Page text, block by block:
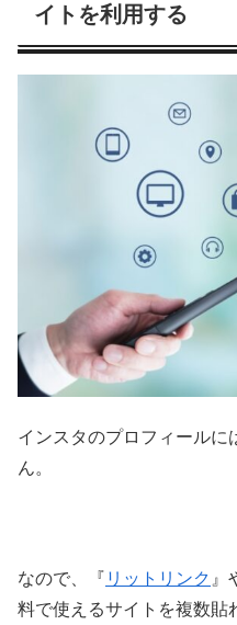
イトを利用する
インスタのプロフィールに
ん。
なので、『 リットリンク 』
料で使えるサイトを複数貼